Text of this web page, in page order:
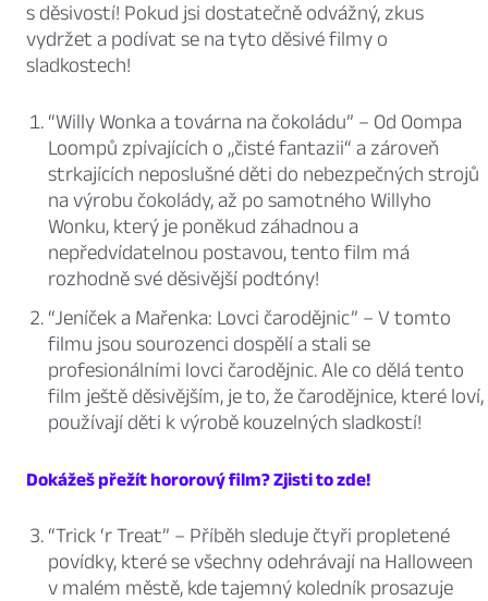
s děsivostí! Pokud jsi dostatečně odvážný, zkus
vydržet a podívat se na tyto děsivé filmy o
sladkostech!
“Willy Wonka a továrna na čokoládu” – Od Oompa
Loompů zpívajících o „čisté fantazii“ a zároveň
strkajících neposlušné děti do nebezpečných strojů
na výrobu čokolády, až po samotného Willyho
Wonku, který je poněkud záhadnou a
nepředvídatelnou postavou, tento film má
rozhodně své děsivější podtóny!
“Jeníček a Mařenka: Lovci čarodějnic” – V tomto
filmu jsou sourozenci dospělí a stali se
profesionálními lovci čarodějnic. Ale co dělá tento
film ještě děsivějším, je to, že čarodějnice, které loví,
používají děti k výrobě kouzelných sladkostí!
Dokážeš přežít hororový film? Zjisti to zde!
“Trick ‘r Treat” – Příběh sleduje čtyři propletené
povídky, které se všechny odehrávají na Halloween
v malém městě, kde tajemný koledník prosazuje